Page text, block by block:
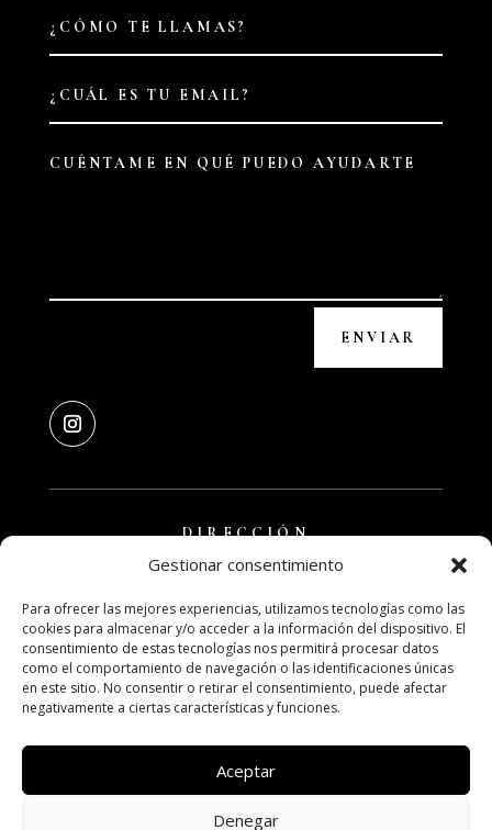
Gestionar consentimiento
Para ofrecer las mejores experiencias, utilizamos tecnologías como las
cookies para almacenar y/o acceder a la información del dispositivo. El
consentimiento de estas tecnologías nos permitirá procesar datos
como el comportamiento de navegación o las identificaciones únicas
en este sitio. No consentir o retirar el consentimiento, puede afectar
negativamente a ciertas características y funciones.
Aceptar
Denegar
ENVIAR
DIRECCIÓN
MOLLET DEL VALLÈS
TELÉFONO
610850742
EMAIL
hola@davidgonzalezfotografia.es